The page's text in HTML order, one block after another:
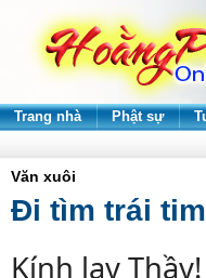
Trang nhà Phật sự
Văn xuôi
Đi tìm trái
Kính lạy Thầy!